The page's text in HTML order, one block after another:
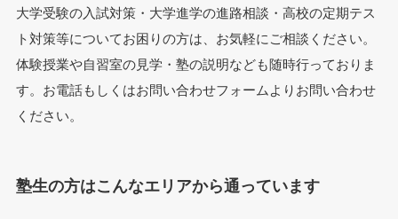
大学受験の入試対策・大学進学の進路相談・高校の定期テス
ト対策等についてお困りの方は、お気軽にご相談ください。
体験授業や自習室の見学・塾の説明なども随時行っておりま
す。お電話もしくはお問い合わせフォームよりお問い合わせ
ください。
塾生の方はこんなエリアから通っています